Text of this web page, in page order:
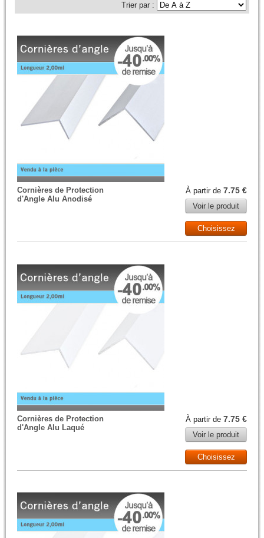
Trier par :
Cornières de Protection
d'Angle Alu Anodisé
À partir de7.75 €
Voir le produit
Choisissez
Cornières de Protection
d'Angle Alu Laqué
À partir de7.75 €
Voir le produit
Choisissez